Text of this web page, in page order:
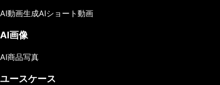
AI動画生成AIショート動画
AI画像
AI商品写真
ユースケース